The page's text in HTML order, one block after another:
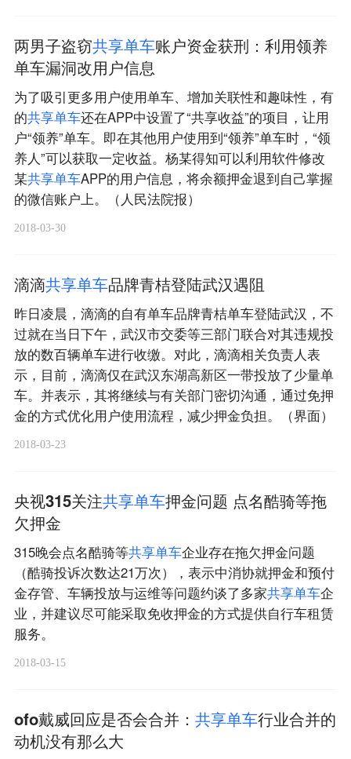
两男子盗窃共享单车账户资金获刑：利用领养
单车漏洞改用户信息
为了吸引更多用户使用单车、增加关联性和趣味性，有
的共享单车还在APP中设置了“共享收益”的项目，让用
户“领养”单车。即在其他用户使用到“领养”单车时，“领
养人”可以获取一定收益。杨某得知可以利用软件修改
某共享单车APP的用户信息，将余额押金退到自己掌握
的微信账户上。（人民法院报）
2018-03-30
滴滴共享单车品牌青桔登陆武汉遇阻
昨日凌晨，滴滴的自有单车品牌青桔单车登陆武汉，不
过就在当日下午，武汉市交委等三部门联合对其违规投
放的数百辆单车进行收缴。对此，滴滴相关负责人表
示，目前，滴滴仅在武汉东湖高新区一带投放了少量单
车。并表示，其将继续与有关部门密切沟通，通过免押
金的方式优化用户使用流程，减少押金负担。（界面）
2018-03-23
央视315关注共享单车押金问题 点名酷骑等拖
欠押金
315晚会点名酷骑等共享单车企业存在拖欠押金问题
（酷骑投诉次数达21万次），表示中消协就押金和预付
金存管、车辆投放与运维等问题约谈了多家共享单车企
业，并建议尽可能采取免收押金的方式提供自行车租赁
服务。
2018-03-15
ofo戴威回应是否会合并： 共享单车行业合并的
动机没有那么大